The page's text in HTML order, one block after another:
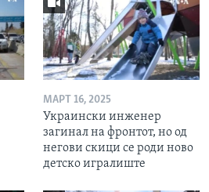
МАРТ 16, 2025
Украински инженер
загинал на фронтот, но од
негови скици се роди ново
детско игралиште